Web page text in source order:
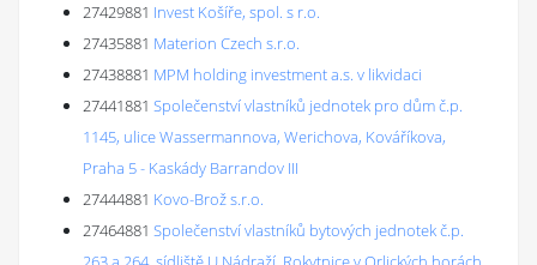
27429881 Invest Košíře, spol. s r.o.
27435881 Materion Czech s.r.o.
27438881 MPM holding investment a.s. v likvidaci
27441881 Společenství vlastníků jednotek pro dům č.p.
1145, ulice Wassermannova, Werichova, Kováříkova,
Praha 5 - Kaskády Barrandov III
27444881 Kovo-Brož s.r.o.
27464881 Společenství vlastníků bytových jednotek č.p.